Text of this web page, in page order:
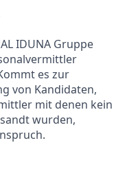
IDUNA Gruppe
es zur
von Kandidaten,
mit denen kein
wurden,